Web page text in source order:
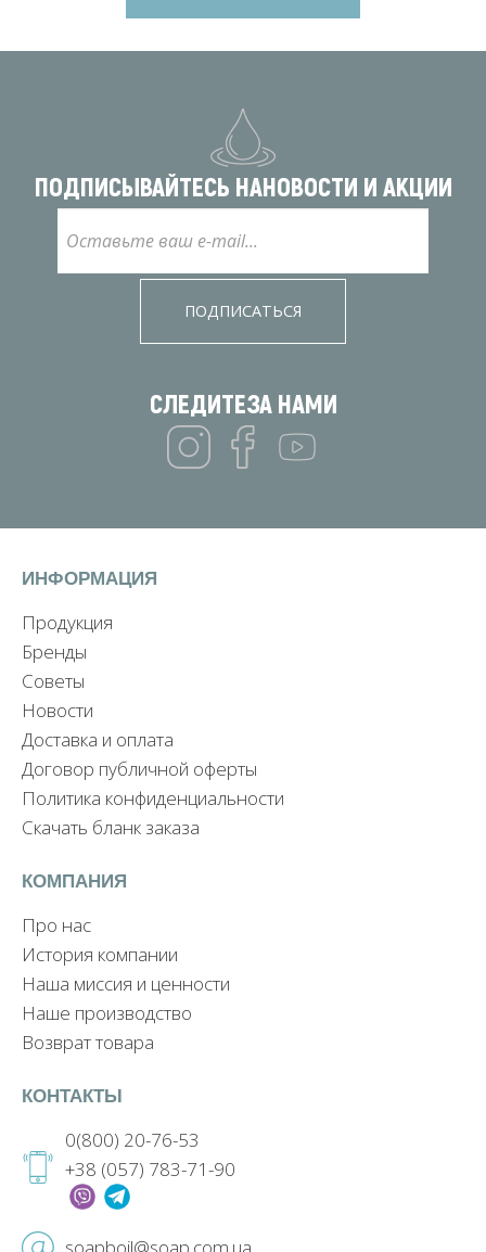
ПОДПИСЫВАЙТЕСЬ НАНОВОСТИ И АКЦИИ
ПОДПИСАТЬСЯ
СЛЕДИТЕЗА НАМИ
ИНФОРМАЦИЯ
Продукция
Бренды
Советы
Новости
Доставка и оплата
Договор публичной оферты
Политика конфиденциальности
Скачать бланк заказа
КОМПАНИЯ
Про нас
История компании
Наша миссия и ценности
Наше производство
Возврат товара
КОНТАКТЫ
0(800) 20-76-53
+38 (057) 783-71-90